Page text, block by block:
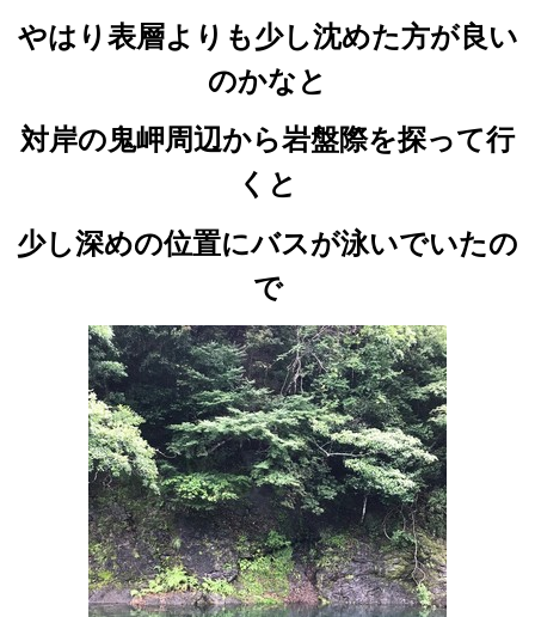
やはり表層よりも少し沈めた方が良い
のかなと
対岸の鬼岬周辺から岩盤際を探って行
くと
少し深めの位置にバスが泳いでいたの
で